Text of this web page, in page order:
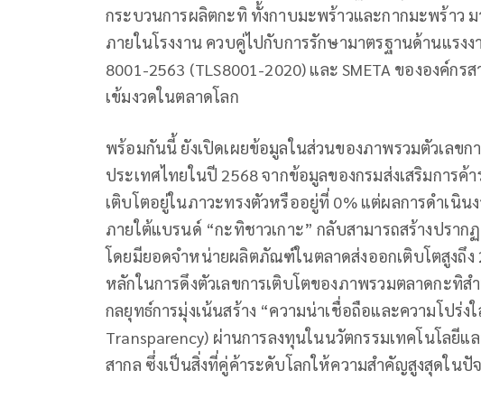
กระบวนการผลิตกะทิ ทั้งกาบมะพร้าวและกากมะพร้าว
ภายในโรงงาน ควบคู่ไปกับการรักษามาตรฐานด้านแรง
8001-2563 (TLS8001-2020) และ SMETA ขององค์ก
เข้มงวดในตลาดโลก
พร้อมกันนี้ ยังเปิดเผยข้อมูลในส่วนของภาพรวมตัวเลข
ประเทศไทยในปี 2568 จากข้อมูลของกรมส่งเสริมการค้
เติบโตอยู่ในภาวะทรงตัวหรืออยู่ที่ 0% แต่ผลการดำเนิ
ภายใต้แบรนด์ “กะทิชาวเกาะ” กลับสามารถสร้างปราก
โดยมียอดจำหน่ายผลิตภัณฑ์ในตลาดส่งออกเติบโตสูงถึ
หลักในการดึงตัวเลขการเติบโตของภาพรวมตลาดกะทิ
กลยุทธ์การมุ่งเน้นสร้าง “ความน่าเชื่อถือและความโปร่
Transparency) ผ่านการลงทุนในนวัตกรรมเทคโนโลยี
สากล ซึ่งเป็นสิ่งที่คู่ค้าระดับโลกให้ความสำคัญสูงสุดในปั